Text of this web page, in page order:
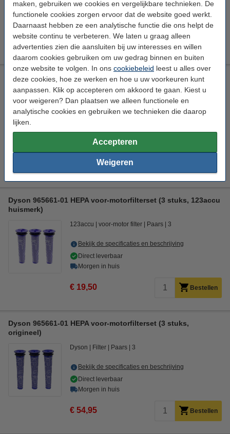
maken, gebruiken we cookies en vergelijkbare technieken. De
functionele cookies zorgen ervoor dat de website goed werkt.
Daarnaast hebben ze een analytische functie die ons helpt de
website continu te verbeteren. We laten u graag alleen
advertenties zien die aansluiten bij uw interesses en willen
daarom cookies gebruiken om uw gedrag binnen en buiten
onze website te volgen. In ons cookiebeleid leest u alles over
deze cookies, hoe ze werken en hoe u uw voorkeuren kunt
aanpassen. Klik op accepteren om akkoord te gaan. Kiest u
voor weigeren? Dan plaatsen we alleen functionele en
analytische cookies en gebruiken we technieken die daarop
lijken.
Accepteren
Weigeren
Morgen in huis
€ 14,50
Dyson 965661-01 HEPA voor-motorfilterset (2 stuks,
Dyson Filter Paars 2
Direct leverbaar
Morgen in huis
€ 36,95
Dyson 965661-01 HEPA voor-motorfilterset (3 stuks, 123accu
huismerk)
123accu voor-motor filter Paars 3
Bekijk de specificaties en beschrijving
Direct leverbaar
Morgen in huis
€ 19,50 Bestellen
Dyson 965661-01 HEPA voor-motorfilterset (3 stuks,
origineel)
Dyson Filter Paars 3
Bekijk de specificaties en beschrijving
Direct leverbaar
Morgen in huis
€ 54,95 Bestellen